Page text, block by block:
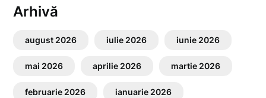
Arhivă
august 2026 iulie 2026 iunie 2026
mai 2026 aprilie 2026 martie 2026
februarie 2026 ianuarie 2026